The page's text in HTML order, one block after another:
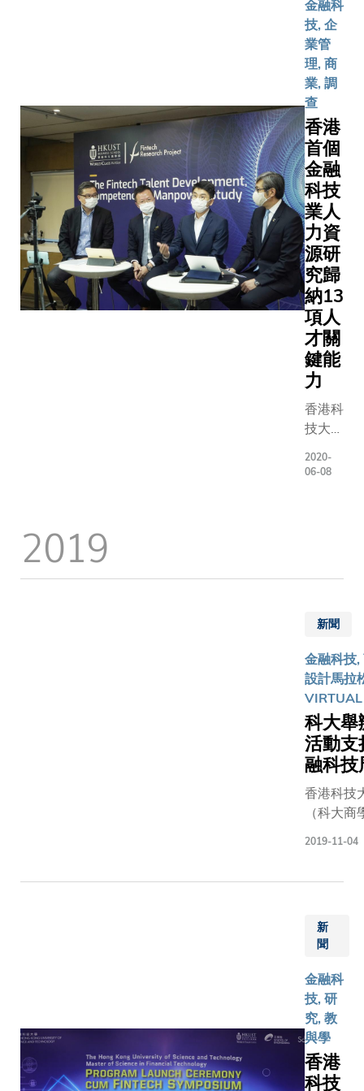
推動香港
為主要金
科技樞紐
本次會議
設兩場專
討論，其
一場聚焦
地探討及
施CBDC
的啟示，
者包括來
阿聯酋央
行長顧問
樹培先生
金管局助
總裁（金
基建）鮑
運先生，
及菲律賓
央銀行副
長
E.
先生，國
結算銀行
士主持研
泛參
與，針
對包括
倫敦、
紐約、
三藩
市、上
海、新
加坡、
東京及
蘇黎世
等七個
金融科
技樞
紐，探
討其金
融科技
策略及
措施，
以助香
港走在
全球金
前沿。
邁向全
金融科
紐：其
他樞紐
的經驗
啟示、
最佳作
業方式
建議》
的研究
報告，
以及就
長期策
略、創
新及人
才培育
所提出
的建
議。該
學員(不
科大的金
行亦會同
融課程，
施，供所
程的學生
實習培訓
獲頒發結
件的學員
證書。 了解更多關於科大金融
科技碩士
http://
金融科
技, 企
業管
理, 商
業, 調
查
香港
首個
金融
科技
業人
力資
源研
究歸
納13
項人
才關
鍵能
力
香港科
技大學
（科大
科技業
發展、
人力資
源》的
研究結
果。鑑
於香港
對金融
科技專
才的需
求日益
殷切，
和人才
發展總
結出十
項觀察
和提出
十項建
議，以
及羅列
2020-
06-08
2019
新聞
金融科技,
設計馬拉
科大舉
活動支
融科技
香港科技
（科大
周的周
商學院
率先舉辦
會。活動
行4.0與
來》，邀
業專家，
技發展及
2019-11-04
新
聞
金融科
技, 研
究, 教
與學
香港
科技